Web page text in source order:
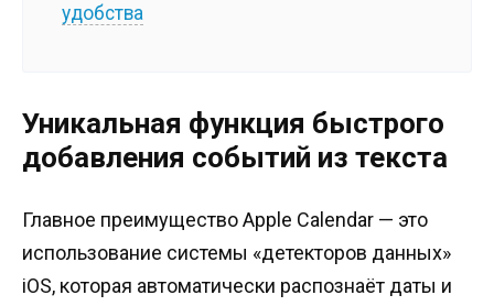
удобства
Уникальная функция быстрого
добавления событий из текста
Главное преимущество Apple Calendar — это
использование системы «детекторов данных»
iOS, которая автоматически распознаёт даты и